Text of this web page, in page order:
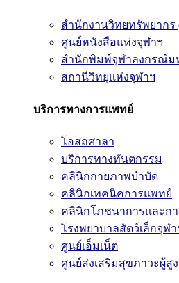
สำนักงานวิทยทรัพยากร
ศูนย์หนังสือแห่งจุฬาฯ
สำนักพิมพ์จุฬาลงกรณ์ม
สถานีวิทยุแห่งจุฬาฯ
บริการทางการแพทย์
โอสถศาลา
บริการทางทันตกรรม
คลินิกกายภาพบำบัด
คลินิกเทคนิคการแพทย์
คลินิกโภชนาการและก
โรงพยาบาลสัตว์เล็กจุฬา
ศูนย์เอ็มเน็ต
ศูนย์ส่งเสริมสุขภาวะผู้สู